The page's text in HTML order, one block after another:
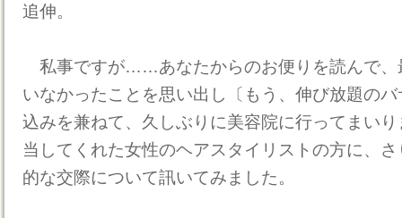
追伸。
私事ですが……あなたからのお便りを読んで、
いなかったことを思い出し〔もう、伸び放題の
込みを兼ねて、久しぶりに美容院に行ってまい
当してくれた女性のヘアスタイリストの方に、
的な交際について訊いてみました。